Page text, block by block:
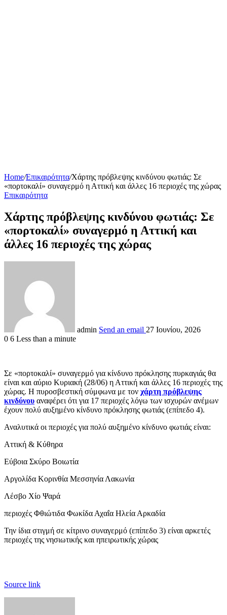
Home/Επικαιρότητα/Χάρτης πρόβλεψης κινδύνου φωτιάς: Σε
«πορτοκαλί» συναγερμό η Αττική και άλλες 16 περιοχές της χώρας
Επικαιρότητα
Χάρτης πρόβλεψης κινδύνου φωτιάς: Σε
«πορτοκαλί» συναγερμό η Αττική και
άλλες 16 περιοχές της χώρας
admin Send an email 27 Ιουνίου, 2026
0 6 Less than a minute
Σε «πορτοκαλί» συναγερμό για κίνδυνο πρόκλησης πυρκαγιάς θα
είναι και αύριο Κυριακή (28/06) η Αττική και άλλες 16 περιοχές της
χώρας. Η πυροσβεστική σύμφωνα με τον χάρτη πρόβλεψης
κινδύνου αναφέρει ότι για 17 περιοχές λόγω των ισχυρών ανέμων
έχουν πολύ αυξημένο κίνδυνο πρόκλησης φωτιάς (επίπεδο 4).
Αναλυτικά οι περιοχές για πολύ αυξημένο κίνδυνο φωτιάς είναι:
Αττική & Κύθηρα
Εύβοια Σκύρο Βοιωτία
Αργολίδα Κορινθία Μεσσηνία Λακωνία
Λέσβο Χίο Ψαρά
περιοχές Φθιώτιδα Φωκίδα Αχαΐα Ηλεία Αρκαδία
Την ίδια στιγμή σε κίτρινο συναγερμό (επίπεδο 3) είναι αρκετές
περιοχές της νησιωτικής και ηπειρωτικής χώρας
Source link